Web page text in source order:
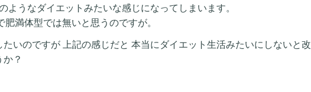
ようなダイエットみたいな感じになってしまいます。
満体型では無いと思うのですが。
いのですが 上記の感じだと 本当にダイエット生活みたいにしないと改
？